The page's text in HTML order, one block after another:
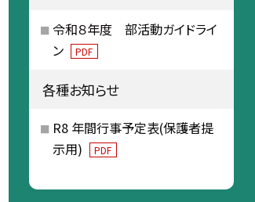
令和８年度 部活動ガイドライ
ン
PDF
各種お知らせ
R8 年間行事予定表(保護者提
示用)
PDF